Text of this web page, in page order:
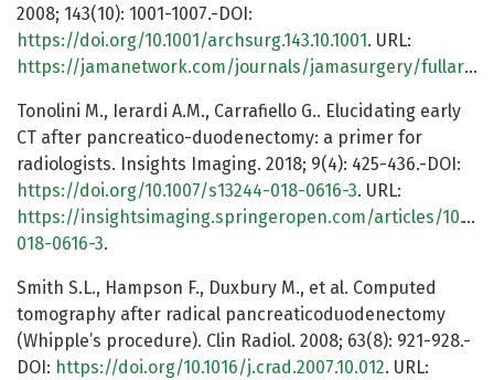
2008; 143(10): 1001-1007.-DOI:
https://doi.org/10.1001/archsurg.143.10.1001 . URL:
https://jamanetwork.com/journals/jamasurgery/fullarticle/402004
Tonolini M., Ierardi A.M., Carrafiello G.. Elucidating early
CT after pancreatico-duodenectomy: a primer for
radiologists. Insights Imaging. 2018; 9(4): 425-436.-DOI:
https://doi.org/10.1007/s13244-018-0616-3. URL:
https://insightsimaging.springeropen.com/articles/
018-0616-3.
Smith S.L., Hampson F., Duxbury M., et al. Computed
tomography after radical pancreaticoduodenectomy
(Whipple’s procedure). Clin Radiol. 2008; 63(8): 921-928.-
DOI: https://doi.org/10.1016/j.crad.2007.10.012. URL: